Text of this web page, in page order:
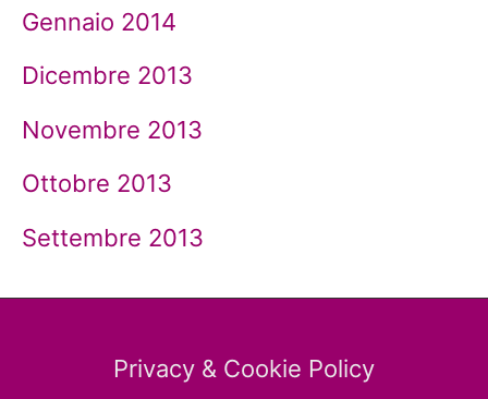
Gennaio 2014
Dicembre 2013
Novembre 2013
Ottobre 2013
Settembre 2013
Privacy & Cookie Policy